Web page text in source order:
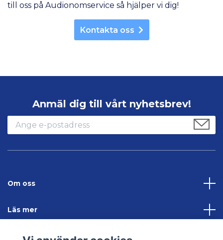
till oss på Audionomservice så hjälper vi dig!
Kontakta oss
Anmäl dig till vårt nyhetsbrev!
Om oss
Läs mer
Sociala medier